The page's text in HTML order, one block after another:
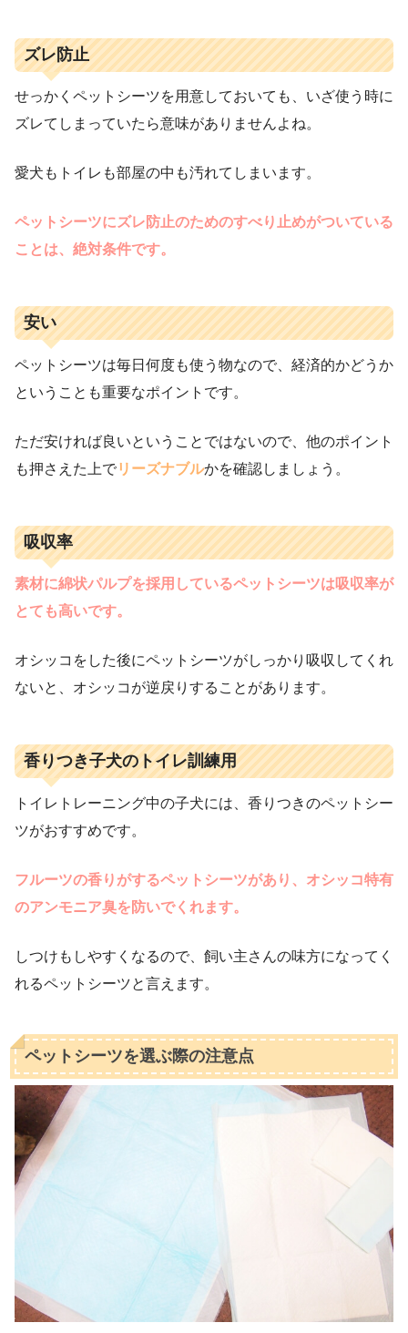
ズレ防止
せっかくペットシーツを用意しておいても、いざ使う時に
ズレてしまっていたら意味がありませんよね。
愛犬もトイレも部屋の中も汚れてしまいます。
ペットシーツにズレ防止のためのすべり止めがついている
ことは、絶対条件です。
安い
ペットシーツは毎日何度も使う物なので、経済的かどうか
ということも重要なポイントです。
ただ安ければ良いということではないので、他のポイント
も押さえた上でリーズナブルかを確認しましょう。
吸収率
素材に綿状パルプを採用しているペットシーツは吸収率が
とても高いです。
オシッコをした後にペットシーツがしっかり吸収してくれ
ないと、オシッコが逆戻りすることがあります。
香りつき子犬のトイレ訓練用
トイレトレーニング中の子犬には、香りつきのペットシー
ツがおすすめです。
フルーツの香りがするペットシーツがあり、オシッコ特有
のアンモニア臭を防いでくれます。
しつけもしやすくなるので、飼い主さんの味方になってく
れるペットシーツと言えます。
ペットシーツを選ぶ際の注意点